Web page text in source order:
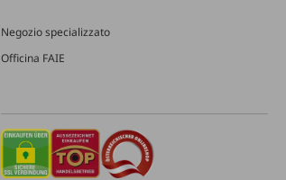
Negozio specializzato
Officina FAIE